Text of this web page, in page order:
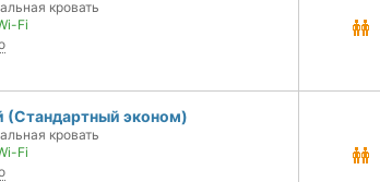
кровать
Fi
(Стандартный эконом)
кровать
Fi